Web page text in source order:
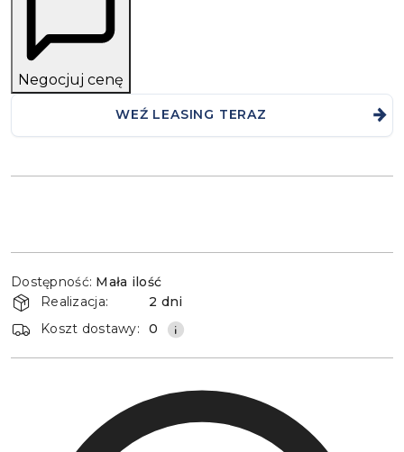
Negocjuj cenę
WEŹ LEASING TERAZ
i
dostawa
Dostępność: Mała ilość
Realizacja:
2 dni
Koszt dostawy:
0